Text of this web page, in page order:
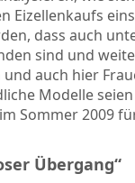
Eizellenkaufs
dass auch
sind und
auch hier
Modelle
Sommer 2009
Übergang“